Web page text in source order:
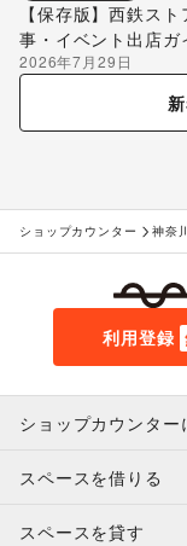
【保存版】西鉄スト
事・イベント出店ガ
2026年7月29日
ショップカウンター 神奈
利用登録
ショップカウンター
利用規約・ガイド
特定商取引法に基
スペースを借りる
スペースを借りた
スペースを貸す